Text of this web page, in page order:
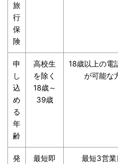
旅
行
保
険
申
し
込
め
る
年
齢
高校生
を除く
18歳～
39歳
18歳以上の電
が可能な
発
最短即
最短3営業